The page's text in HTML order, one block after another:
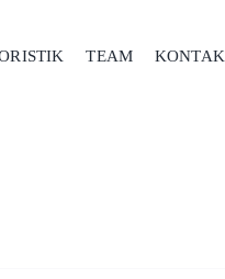
TEAM